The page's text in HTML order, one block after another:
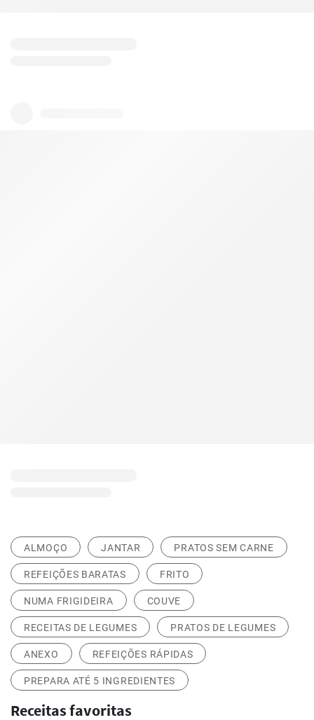
ALMOÇO JANTAR PRATOS SEM CARNE
REFEIÇÕES BARATAS FRITO
NUMA FRIGIDEIRA COUVE
RECEITAS DE LEGUMES PRATOS DE LEGUMES
ANEXO REFEIÇÕES RÁPIDAS
PREPARA ATÉ 5 INGREDIENTES
Receitas favoritas